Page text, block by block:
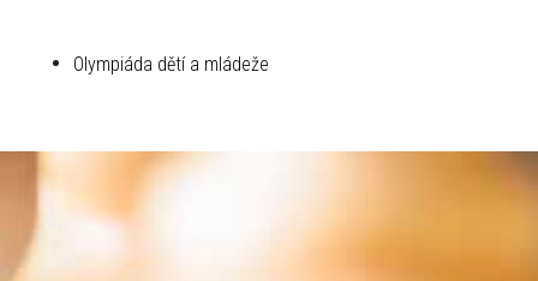
Olympiáda dětí a mládeže